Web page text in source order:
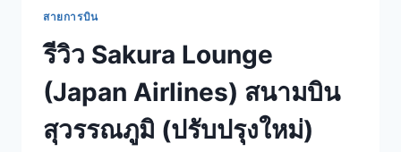
สายการบิน
รีวิว Sakura Lounge
(Japan Airlines) สนามบิน
สุวรรณภูมิ (ปรับปรุงใหม่)